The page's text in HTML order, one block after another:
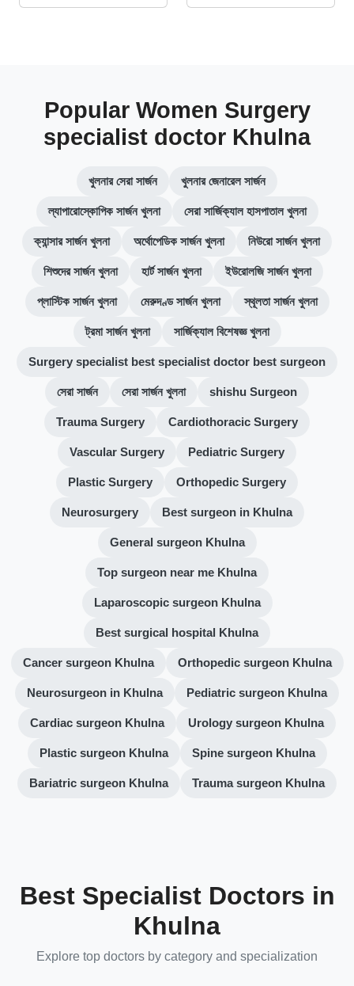
Popular Women Surgery
specialist doctor Khulna
খুলনার সেরা সার্জন খুলনার জেনারেল সার্জন
ল্যাপারোস্কোপিক সার্জন খুলনা সেরা সার্জিক্যাল হাসপাতাল খুলনা
ক্যান্সার সার্জন খুলনা অর্থোপেডিক সার্জন খুলনা নিউরো সার্জন খুলনা
শিশুদের সার্জন খুলনা হার্ট সার্জন খুলনা ইউরোলজি সার্জন খুলনা
প্লাস্টিক সার্জন খুলনা মেরুদণ্ড সার্জন খুলনা স্থূলতা সার্জন খুলনা
ট্রমা সার্জন খুলনা সার্জিক্যাল বিশেষজ্ঞ খুলনা
Surgery specialist best specialist doctor best surgeon
সেরা সার্জন সেরা সার্জন খুলনা shishu Surgeon
Trauma Surgery Cardiothoracic Surgery
Vascular Surgery Pediatric Surgery
Plastic Surgery Orthopedic Surgery
Neurosurgery Best surgeon in Khulna
General surgeon Khulna
Top surgeon near me Khulna
Laparoscopic surgeon Khulna
Best surgical hospital Khulna
Cancer surgeon Khulna Orthopedic surgeon Khulna
Neurosurgeon in Khulna Pediatric surgeon Khulna
Cardiac surgeon Khulna Urology surgeon Khulna
Plastic surgeon Khulna Spine surgeon Khulna
Bariatric surgeon Khulna Trauma surgeon Khulna
Best Specialist Doctors in
Khulna
Explore top doctors by category and specialization